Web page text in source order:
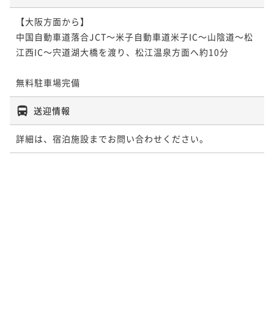
【大阪方面から】
中国自動車道落合JCT～米子自動車道米子IC～山陰道～松
江西IC～宍道湖大橋を渡り、松江温泉方面へ約10分
無料駐車場完備
送迎情報
詳細は、宿泊施設までお問い合わせください。